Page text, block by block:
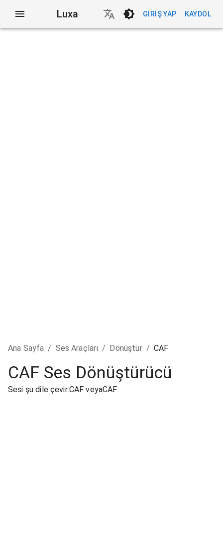
Luxa GIRIŞ YAP KAYDOL
Ana Sayfa / Ses Araçları / Dönüştür / CAF
CAF Ses Dönüştürücü
Sesi şu dile çevir:CAF veyaCAF